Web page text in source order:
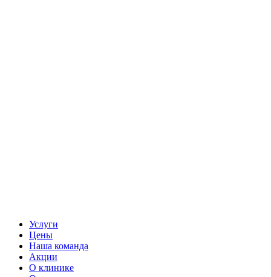
Услуги
Цены
Наша команда
Акции
О клинике